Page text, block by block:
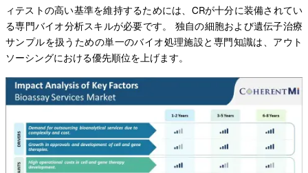
ィテストの高い基準を維持するためには、CRが十分に装備されてい
る専門バイオ分析スキルが必要です。 独自の細胞および遺伝子治療
サンプルを扱うための単一のバイオ処理施設と専門知識は、アウト
ソーシングにおける優先順位を上げます。